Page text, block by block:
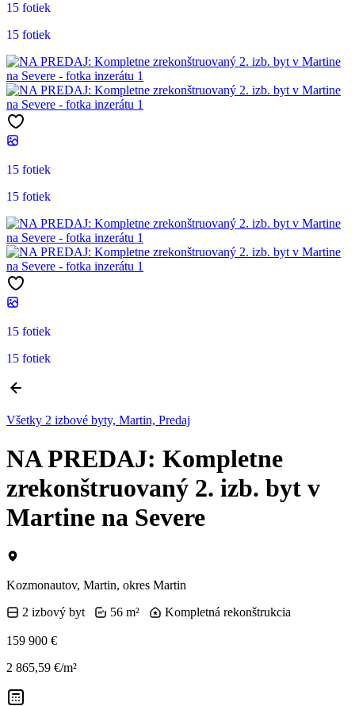
15 fotiek
15 fotiek
15 fotiek
15 fotiek
15 fotiek
15 fotiek
Všetky 2 izbové byty, Martin, Predaj
NA PREDAJ: Kompletne
zrekonštruovaný 2. izb. byt v
Martine na Severe
Kozmonautov, Martin, okres Martin
2 izbový byt
56 m² Kompletná rekonštrukcia
159 900 €
2 865,59 €/m²